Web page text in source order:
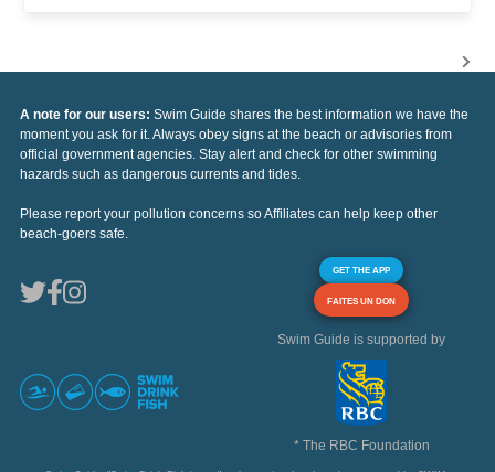
A note for our users: Swim Guide shares the best information we have the
moment you ask for it. Always obey signs at the beach or advisories from
official government agencies. Stay alert and check for other swimming
hazards such as dangerous currents and tides.
Please report your pollution concerns so Affiliates can help keep other
beach-goers safe.
GET THE APP
FAITES UN DON
Swim Guide is supported by
* The RBC Foundation